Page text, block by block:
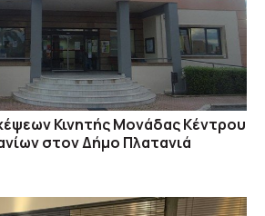
Κινητής Μονάδας Κέντρου
στον Δήμο Πλατανιά